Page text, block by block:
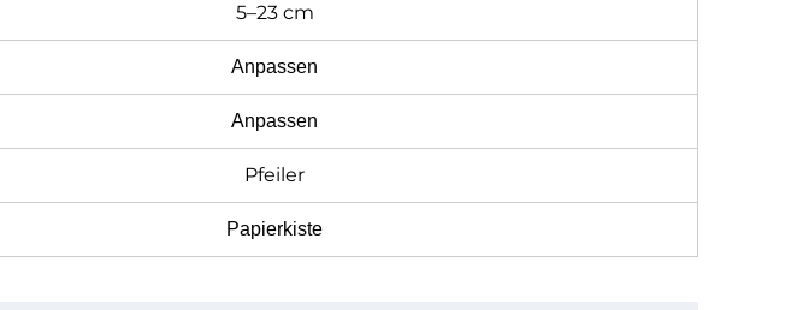
5–23 cm
Anpassen
Anpassen
Pfeiler
Papierkiste